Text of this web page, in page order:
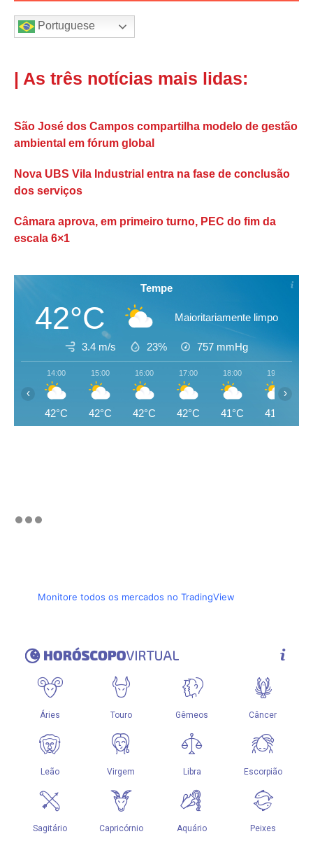
Portuguese
| As três notícias mais lidas:
São José dos Campos compartilha modelo de gestão
ambiental em fórum global
Nova UBS Vila Industrial entra na fase de conclusão
dos serviços
Câmara aprova, em primeiro turno, PEC do fim da
escala 6×1
Tempe
42°C Maioritariamente limpo
3.4 m/s 23% 757 mmHg
14:00
42°C
15:00
42°C
16:00
42°C
17:00
42°C
18:00
41°C
19:00
41°C
‹ ›
Monitore todos os mercados no TradingView